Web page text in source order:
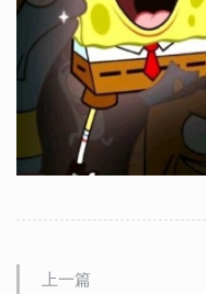
上一篇